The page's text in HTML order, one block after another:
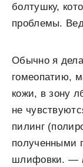
болтушку,
проблемы.
Обычно я
гомеопатию,
кожи, в зону
не
пилинг
полученными
шлифовки. —